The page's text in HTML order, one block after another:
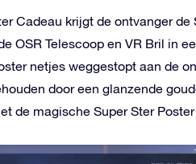
Cadeau krijgt de ontvanger
OSR Telescoop en VR Bril in
netjes weggestopt aan de
door een glanzende
de magische Super Ster